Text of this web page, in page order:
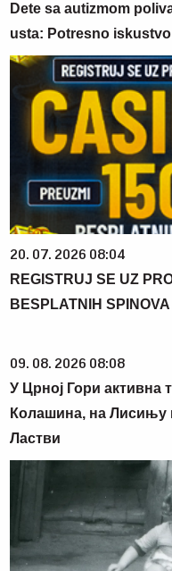
Dete sa autizmom
usta: Potresno
20. 07. 2026 08:04
REGISTRUJ SE UZ
BESPLATNIH SPINOVA
09. 08. 2026 08:08
У Црној Гори активна
Колашина, на Лисињу
Ластви